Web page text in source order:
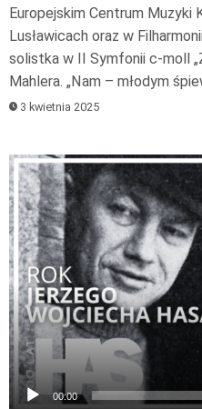
Europejskim Centrum
Lusławicach oraz w
solistka w II Symfonii c-moll
Mahlera. „Nam – młodym
3 kwietnia 2025
Odtwarzacz
plików
dźwiękowych
00:00